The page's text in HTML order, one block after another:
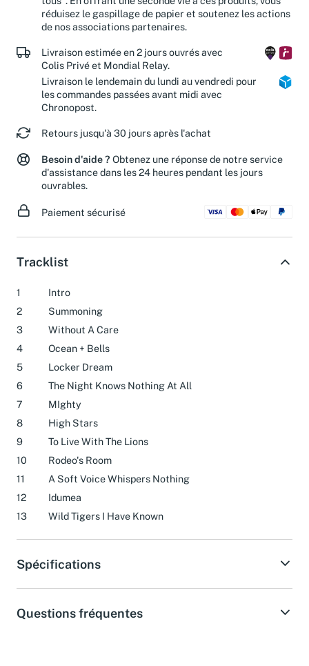
réduisez le gaspillage de papier et soutenez les actions
de nos associations partenaires.
Livraison estimée en 2 jours ouvrés avec
Colis Privé et Mondial Relay.
Livraison le lendemain du lundi au vendredi pour
les commandes passées avant midi avec
Chronopost.
Retours jusqu'à 30 jours après l'achat
Besoin d'aide ? Obtenez une réponse de notre service
d'assistance dans les 24 heures pendant les jours
ouvrables.
Paiement sécurisé
Tracklist
1
Intro
2
Summoning
3
Without A Care
4
Ocean + Bells
5
Locker Dream
6
The Night Knows Nothing At All
7
MIghty
8
High Stars
9
To Live With The Lions
10
Rodeo's Room
11
A Soft Voice Whispers Nothing
12
Idumea
13
Wild Tigers I Have Known
Spécifications
Questions fréquentes